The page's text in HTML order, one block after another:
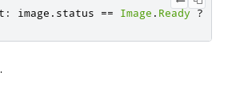
: image . status == Image . Ready ?
.